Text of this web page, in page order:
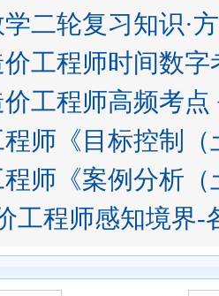
二轮复习知识·
工程师时间数
工程师高频考
程师《目标控制
程师《案例分析
工程师感知境界-